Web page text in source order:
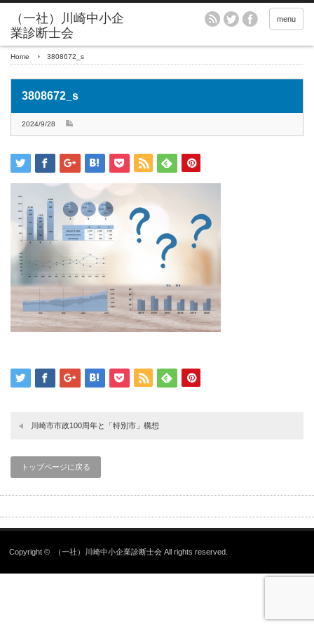
menu
Home 3808672_s
3808672_s
2024/9/28
川崎市市政100周年と「特別市」構想
トップページに戻る
Copyright © （一社）川崎中小企業診断士会 All rights reserved.